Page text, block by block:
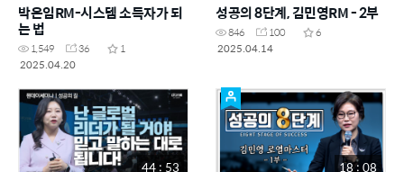
박은임RM-시스템 소득자가 되
는 법
1,549 36
1
2025.04.20
성공의 8단계, 김민영RM - 2부
846 100
6
2025.04.14
44 : 53 18 : 08